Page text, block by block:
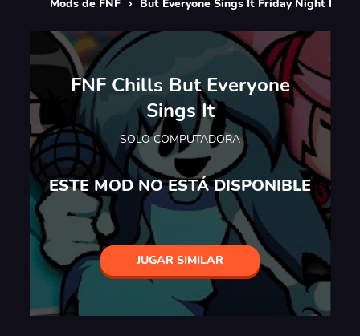
Mods de FNF But Everyone Sings It Friday Night
FNF Chills But Everyone
Sings It
SOLO COMPUTADORA
ESTE MOD NO ESTÁ DISPONIBLE
JUGAR SIMILAR